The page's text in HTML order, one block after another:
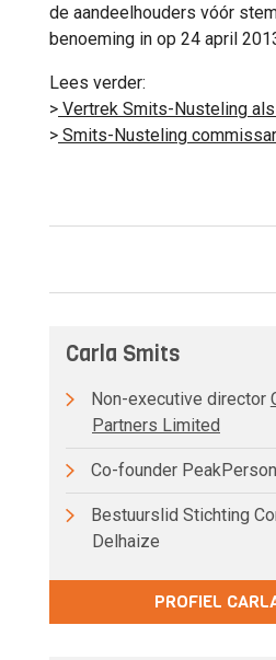
de aandeelhouders vóór
benoeming in op 24 april
Lees verder:
> Vertrek Smits-Nusteling als
> Smits-Nusteling
Carla Smits
Non-executive director
Partners Limited
Co-founder
Bestuurslid Stichting
Delhaize
PROFIEL